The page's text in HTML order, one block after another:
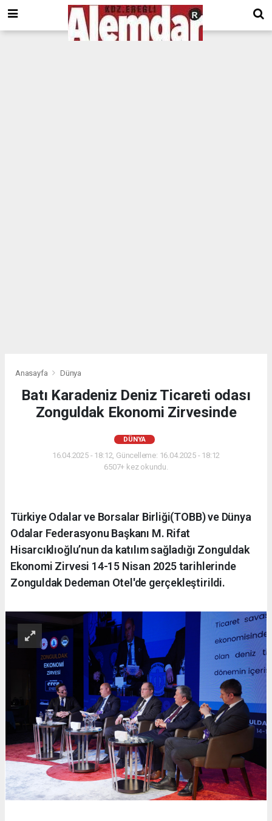
google.com, pub-8201930440372555, DIRECT, f08c47fec0942fa0
Anasayfa Dünya
Batı Karadeniz Deniz Ticareti odası
Zonguldak Ekonomi Zirvesinde
DÜNYA
16.04.2025 - 18:12, Güncelleme: 16.04.2025 - 18:12
6507+ kez okundu.
Türkiye Odalar ve Borsalar Birliği(TOBB) ve Dünya
Odalar Federasyonu Başkanı M. Rifat
Hisarcıklıoğlu’nun da katılım sağladığı Zonguldak
Ekonomi Zirvesi 14-15 Nisan 2025 tarihlerinde
Zonguldak Dedeman Otel'de gerçekleştirildi.